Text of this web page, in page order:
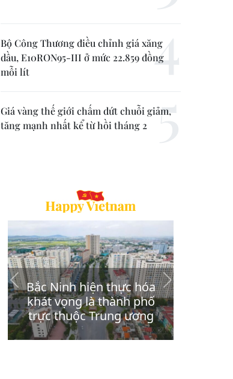
Bộ Công Thương điều chỉnh giá xăng
dầu, E10RON95-III ở mức 22.859 đồng
mỗi lít
Giá vàng thế giới chấm dứt chuỗi giảm,
tăng mạnh nhất kể từ hồi tháng 2